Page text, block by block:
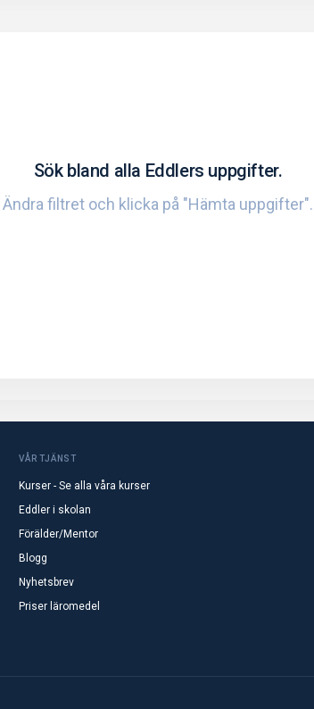
Sök bland alla Eddlers uppgifter.
Ändra filtret och klicka på "Hämta uppgifter".
VÅR TJÄNST
Kurser - Se alla våra kurser
Eddler i skolan
Förälder/Mentor
Blogg
Nyhetsbrev
Priser läromedel